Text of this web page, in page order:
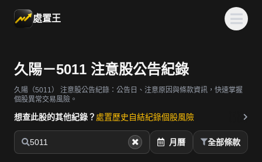
處置王
久陽－5011 注意股公告紀錄
久陽（5011）
注意股公告紀錄：公告日、注意原因與條款資訊，快速掌握
個股異常交易風險。
想查此股的其他紀錄？ 處置歷史自結紀錄個股風險
5011 月曆 全部條款